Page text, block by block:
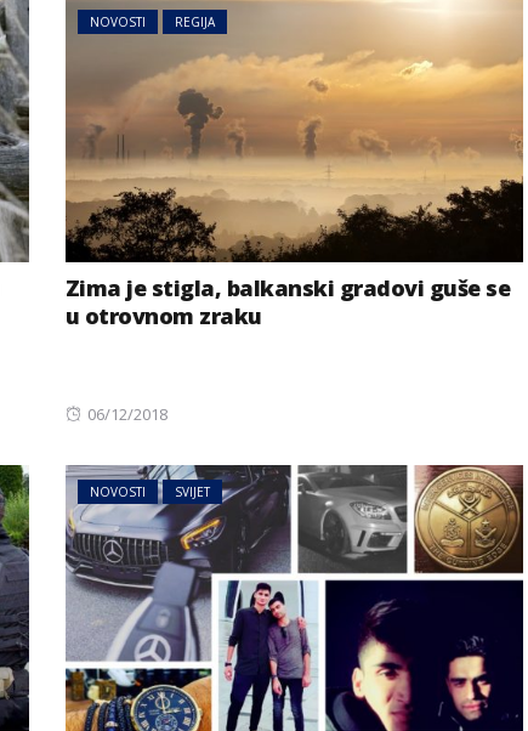
NOVOSTI REGIJA
Zima je stigla, balkanski gradovi guše se
u otrovnom zraku
Posted
06/12/2018
NOVOSTI SVIJET